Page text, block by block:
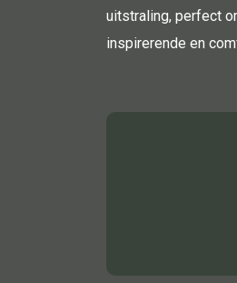
uitstraling, perfect
inspirerende en